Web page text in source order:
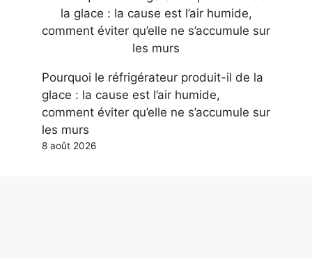
Pourquoi le réfrigérateur produit-il de la
glace : la cause est l’air humide,
comment éviter qu’elle ne s’accumule sur
les murs
8 août 2026